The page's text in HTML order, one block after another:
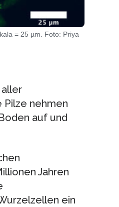
= 25 µm. Foto: Priya
Pilze nehmen
auf und
Jahren
ein